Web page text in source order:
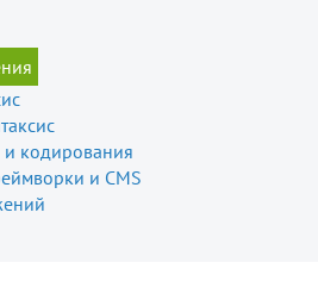
и кодирования
и CMS